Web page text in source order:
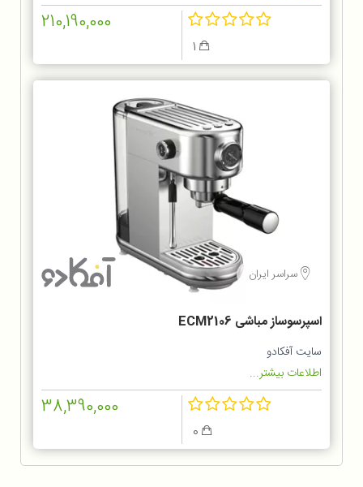
210,190,000
سراسر ایران
اسپرسوساز مباشی ECM2106
سایت آفکادو
اطلاعات بیشتر...
38,390,000